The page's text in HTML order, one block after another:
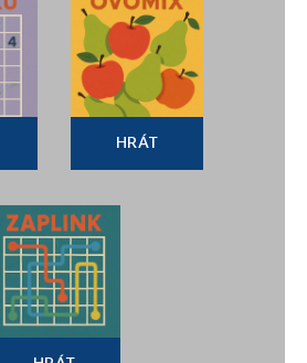
HRÁT